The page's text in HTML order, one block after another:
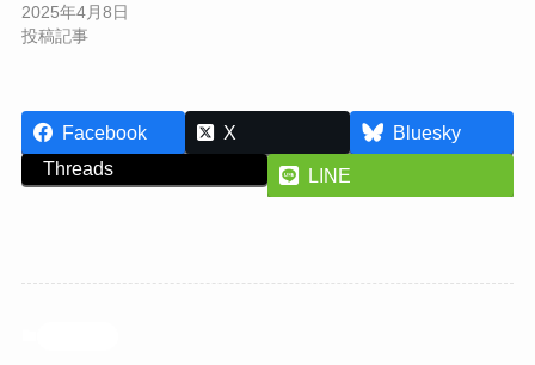
2025年4月8日
投稿記事
Facebook X
Bluesky
Threads
LINE